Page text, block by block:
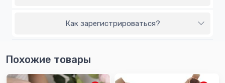
Как зарегистрироваться?
Похожие товары